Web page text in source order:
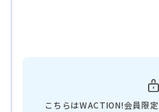
こちらはWACTION!会員限